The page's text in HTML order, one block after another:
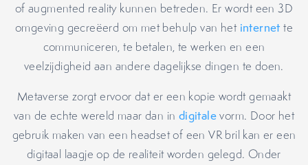
of augmented reality kunnen betreden. Er wordt een 3D
omgeving gecreëerd om met behulp van het internet te
communiceren, te betalen, te werken en een
veelzijdigheid aan andere dagelijkse dingen te doen.
Metaverse zorgt ervoor dat er een kopie wordt gemaakt
van de echte wereld maar dan in digitalevorm. Door het
gebruik maken van een headset of een VR bril kan er een
digitaal laagje op de realiteit worden gelegd. Onder